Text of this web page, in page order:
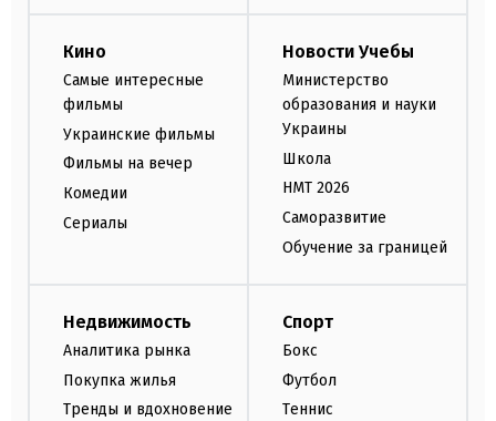
Кино
Самые интересные
фильмы
Украинские фильмы
Фильмы на вечер
Комедии
Сериалы
Новости Учебы
Министерство
образования и науки
Украины
Школа
НМТ 2026
Саморазвитие
Обучение за границей
Недвижимость
Аналитика рынка
Покупка жилья
Тренды и вдохновение
Спорт
Бокс
Футбол
Теннис